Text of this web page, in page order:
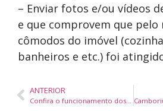
– Enviar fotos e/ou vídeos
e que comprovem que pelo
cômodos do imóvel
banheiros e etc.) foi
ANTERIOR